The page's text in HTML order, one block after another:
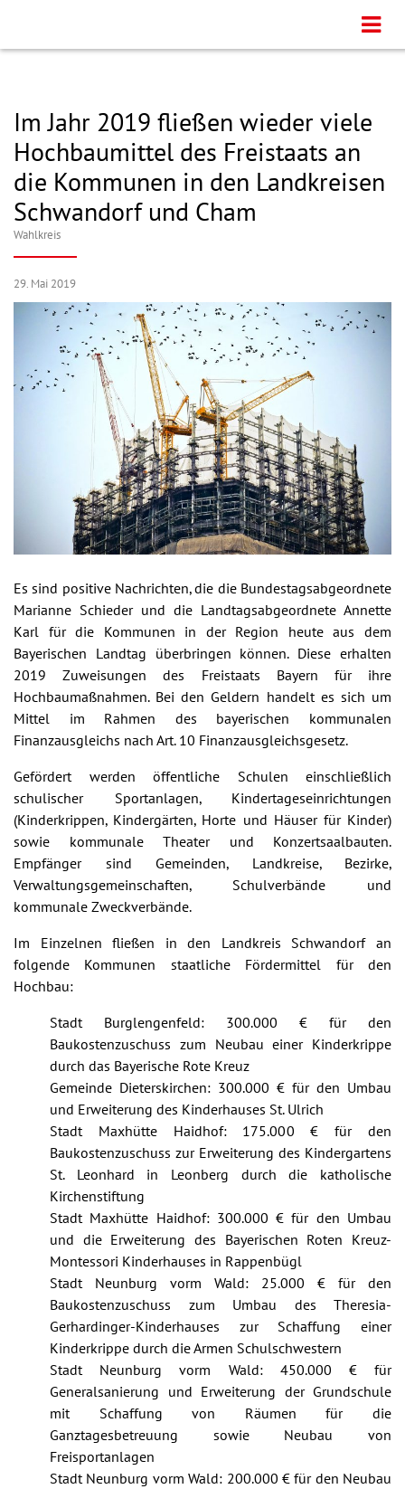
Im Jahr 2019 fließen wieder viele
Hochbaumittel des Freistaats an
die Kommunen in den Landkreisen
Schwandorf und Cham
Wahlkreis
29. Mai 2019
Es sind positive Nachrichten, die die Bundestagsabgeordnete
Marianne Schieder und die Landtagsabgeordnete Annette
Karl für die Kommunen in der Region heute aus dem
Bayerischen Landtag überbringen können. Diese erhalten
2019 Zuweisungen des Freistaats Bayern für ihre
Hochbaumaßnahmen. Bei den Geldern handelt es sich um
Mittel im Rahmen des bayerischen kommunalen
Finanzausgleichs nach Art. 10 Finanzausgleichsgesetz.
Gefördert werden öffentliche Schulen einschließlich
schulischer Sportanlagen, Kindertageseinrichtungen
(Kinderkrippen, Kindergärten, Horte und Häuser für Kinder)
sowie kommunale Theater und Konzertsaalbauten.
Empfänger sind Gemeinden, Landkreise, Bezirke,
Verwaltungsgemeinschaften, Schulverbände und
kommunale Zweckverbände.
Im Einzelnen fließen in den Landkreis Schwandorf an
folgende Kommunen staatliche Fördermittel für den
Hochbau:
Stadt Burglengenfeld: 300.000 € für den
Baukostenzuschuss zum Neubau einer Kinderkrippe
durch das Bayerische Rote Kreuz
Gemeinde Dieterskirchen: 300.000 € für den Umbau
und Erweiterung des Kinderhauses St. Ulrich
Stadt Maxhütte Haidhof: 175.000 € für den
Baukostenzuschuss zur Erweiterung des Kindergartens
St. Leonhard in Leonberg durch die katholische
Kirchenstiftung
Stadt Maxhütte Haidhof: 300.000 € für den Umbau
und die Erweiterung des Bayerischen Roten Kreuz-
Montessori Kinderhauses in Rappenbügl
Stadt Neunburg vorm Wald: 25.000 € für den
Baukostenzuschuss zum Umbau des Theresia-
Gerhardinger-Kinderhauses zur Schaffung einer
Kinderkrippe durch die Armen Schulschwestern
Stadt Neunburg vorm Wald: 450.000 € für
Generalsanierung und Erweiterung der Grundschule
mit Schaffung von Räumen für die
Ganztagesbetreuung sowie Neubau von
Freisportanlagen
Stadt Neunburg vorm Wald: 200.000 € für den Neubau